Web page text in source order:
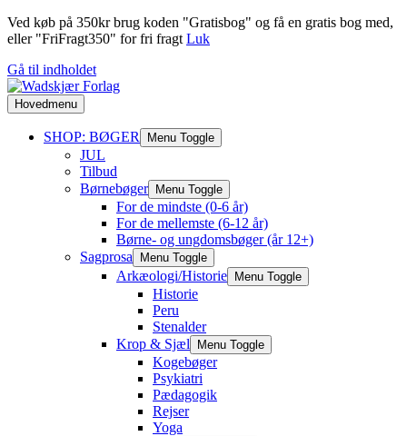
Ved køb på 350kr brug koden "Gratisbog" og få en gratis bog med,
eller "FriFragt350" for fri fragt Luk
Gå til indholdet
Hovedmenu
SHOP: BØGER Menu Toggle
JUL
Tilbud
Børnebøger
Menu Toggle
For de mindste (0-6 år)
For de mellemste (6-12 år)
Børne- og ungdomsbøger (år 12+)
Sagprosa
Menu Toggle
Arkæologi/Historie Menu Toggle
Historie
Peru
Stenalder
Krop & Sjæl
Menu Toggle
Kogebøger
Psykiatri
Pædagogik
Rejser
Yoga